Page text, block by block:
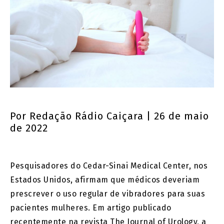
Por Redação Rádio Caiçara | 26 de maio
de 2022
Pesquisadores do Cedar-Sinai Medical Center, nos
Estados Unidos, afirmam que médicos deveriam
prescrever o uso regular de vibradores para suas
pacientes mulheres. Em artigo publicado
recentemente na revista The Journal of Urology, a